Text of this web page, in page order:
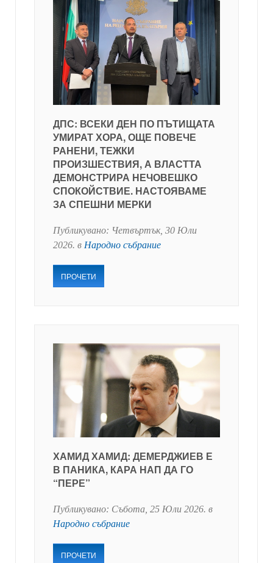
ДПС: ВСЕКИ ДЕН ПО ПЪТИЩАТА
УМИРАТ ХОРА, ОЩЕ ПОВЕЧЕ
РАНЕНИ, ТЕЖКИ
ПРОИЗШЕСТВИЯ, А ВЛАСТТА
ДЕМОНСТРИРА НЕЧОВЕШКО
СПОКОЙСТВИЕ. НАСТОЯВАМЕ
ЗА СПЕШНИ МЕРКИ
Публикувано: Четвъртък, 30 Юли
2026. в Народно събрание
ПРОЧЕТИ
ХАМИД ХАМИД: ДЕМЕРДЖИЕВ Е
В ПАНИКА, КАРА НАП ДА ГО
“ПЕРЕ”
Публикувано: Събота, 25 Юли 2026. в
Народно събрание
ПРОЧЕТИ